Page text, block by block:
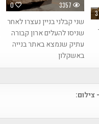
0 3357
שני קבלני בניין נעצרו לאחר
שניסו להעלים ארון קבורה
עתיק שנמצא באתר בנייה
באשקלון
3
צילום: